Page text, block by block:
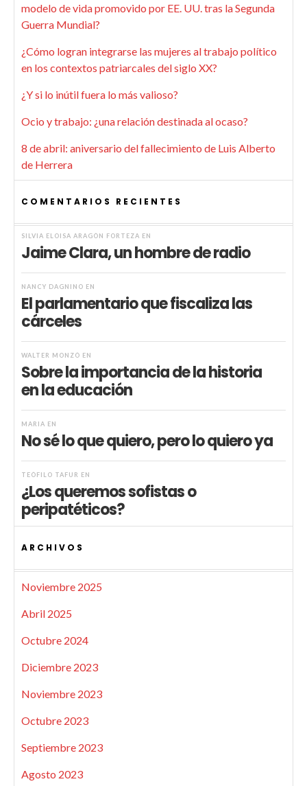
modelo de vida promovido por EE. UU. tras la Segunda
Guerra Mundial?
¿Cómo logran integrarse las mujeres al trabajo político
en los contextos patriarcales del siglo XX?
¿Y si lo inútil fuera lo más valioso?
Ocio y trabajo: ¿una relación destinada al ocaso?
8 de abril: aniversario del fallecimiento de Luis Alberto
de Herrera
COMENTARIOS RECIENTES
SILVIA ELOISA ARAGÓN FORTEZA EN
Jaime Clara, un hombre de radio
NANCY DAGNINO EN
El parlamentario que fiscaliza las
cárceles
WALTER MONZÓ EN
Sobre la importancia de la historia
en la educación
MARIA EN
No sé lo que quiero, pero lo quiero ya
TEÓFILO TAFUR EN
¿Los queremos sofistas o
peripatéticos?
ARCHIVOS
Noviembre 2025
Abril 2025
Octubre 2024
Diciembre 2023
Noviembre 2023
Octubre 2023
Septiembre 2023
Agosto 2023